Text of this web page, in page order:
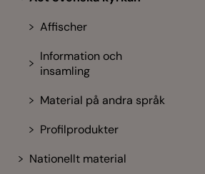
Affischer
Information och
insamling
Material på andra språk
Profilprodukter
Nationellt material